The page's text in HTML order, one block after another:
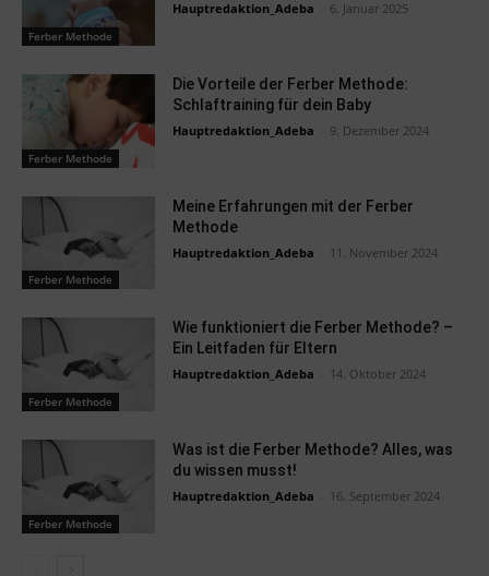
Ferber Methode
Hauptredaktion_Adeba 6. Januar 2025
Ferber Methode
Die Vorteile der Ferber Methode:
Schlaftraining für dein Baby
Hauptredaktion_Adeba 9. Dezember 2024
Ferber Methode
Meine Erfahrungen mit der Ferber
Methode
Hauptredaktion_Adeba 11. November 2024
Ferber Methode
Wie funktioniert die Ferber Methode? –
Ein Leitfaden für Eltern
Hauptredaktion_Adeba 14. Oktober 2024
Ferber Methode
Was ist die Ferber Methode? Alles, was
du wissen musst!
Hauptredaktion_Adeba 16. September 2024